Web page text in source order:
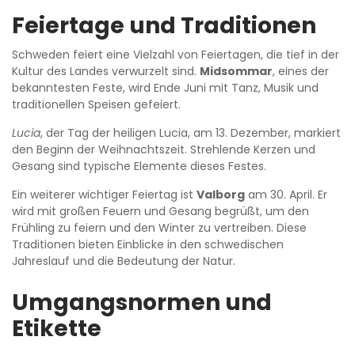
Feiertage und Traditionen
Schweden feiert eine Vielzahl von Feiertagen, die tief in der
Kultur des Landes verwurzelt sind. Midsommar, eines der
bekanntesten Feste, wird Ende Juni mit Tanz, Musik und
traditionellen Speisen gefeiert.
Lucia, der Tag der heiligen Lucia, am 13. Dezember, markiert
den Beginn der Weihnachtszeit. Strehlende Kerzen und
Gesang sind typische Elemente dieses Festes.
Ein weiterer wichtiger Feiertag ist Valborg am 30. April. Er
wird mit großen Feuern und Gesang begrüßt, um den
Frühling zu feiern und den Winter zu vertreiben. Diese
Traditionen bieten Einblicke in den schwedischen
Jahreslauf und die Bedeutung der Natur.
Umgangsnormen und
Etikette